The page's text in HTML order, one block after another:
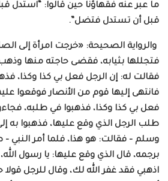
ما عبر عنه فقهاؤنا حين قالوا: “استدل
قبل أن تستدل فتضل”.
والرواية الصحيحة: «خرجت امرأة إلى
فتجللها بثيابه، فقضى حاجته منها
فقالت له: إن الرجل فعل بي كذا وكذا،
فانتهى إليها قوم من الأنصار فوقعوا
فعل بي كذا وكذا، فذهبوا في طلبه،
طلب الرجل الذي وقع عليها، فذهبوا به
وسلم – فقالت: هو هذا، فلما أمر النبي
برجمه، قال الذي وقع عليها: يا رسول الله،
اذهبي فقد غفر الله لك، وقال للرجل قولا